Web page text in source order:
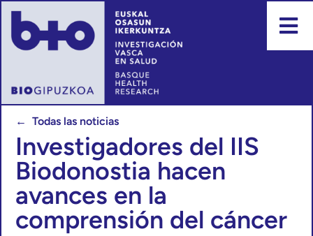
← Todas las noticias
Investigadores del IIS
Biodonostia hacen
avances en la
comprensión del cáncer